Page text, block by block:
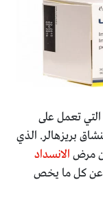
بريزهالر. الذي
مرض الانسداد
عن كل ما يخص